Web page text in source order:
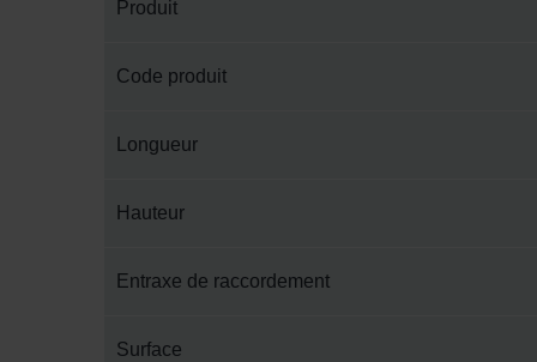
Produit
Code produit
Longueur
Hauteur
Entraxe de raccordement
Surface